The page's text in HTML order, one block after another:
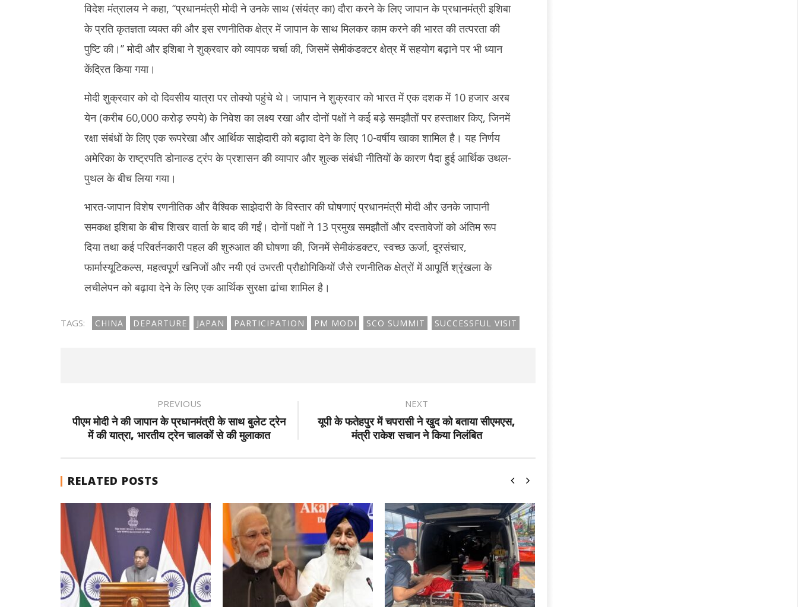
विदेश मंत्रालय ने कहा, ‘‘प्रधानमंत्री मोदी ने उनके साथ (संयंत्र का) दौरा करने के लिए जापान के प्रधानमंत्री इशिबा
के प्रति कृतज्ञता व्यक्त की और इस रणनीतिक क्षेत्र में जापान के साथ मिलकर काम करने की भारत की तत्परता की
पुष्टि की।’’ मोदी और इशिबा ने शुक्रवार को व्यापक चर्चा की, जिसमें सेमीकंडक्टर क्षेत्र में सहयोग बढ़ाने पर भी ध्यान
केंद्रित किया गया।
मोदी शुक्रवार को दो दिवसीय यात्रा पर तोक्यो पहुंचे थे। जापान ने शुक्रवार को भारत में एक दशक में 10 हजार अरब
येन (करीब 60,000 करोड़ रुपये) के निवेश का लक्ष्य रखा और दोनों पक्षों ने कई बड़े समझौतों पर हस्ताक्षर किए, जिनमें
रक्षा संबंधों के लिए एक रूपरेखा और आर्थिक साझेदारी को बढ़ावा देने के लिए 10-वर्षीय खाका शामिल है। यह निर्णय
अमेरिका के राष्ट्रपति डोनाल्ड ट्रंप के प्रशासन की व्यापार और शुल्क संबंधी नीतियों के कारण पैदा हुई आर्थिक उथल-
पुथल के बीच लिया गया।
भारत-जापान विशेष रणनीतिक और वैश्विक साझेदारी के विस्तार की घोषणाएं प्रधानमंत्री मोदी और उनके जापानी
समकक्ष इशिबा के बीच शिखर वार्ता के बाद की गईं। दोनों पक्षों ने 13 प्रमुख समझौतों और दस्तावेजों को अंतिम रूप
दिया तथा कई परिवर्तनकारी पहल की शुरुआत की घोषणा की, जिनमें सेमीकंडक्टर, स्वच्छ ऊर्जा, दूरसंचार,
फार्मास्यूटिकल्स, महत्वपूर्ण खनिजों और नयी एवं उभरती प्रौद्योगिकियों जैसे रणनीतिक क्षेत्रों में आपूर्ति श्रृंखला के
लचीलेपन को बढ़ावा देने के लिए एक आर्थिक सुरक्षा ढांचा शामिल है।
TAGS: CHINA DEPARTURE JAPAN PARTICIPATION PM MODI SCO SUMMIT SUCCESSFUL VISIT
PREVIOUS
पीएम मोदी ने की जापान के प्रधानमंत्री के साथ बुलेट ट्रेन
में की यात्रा, भारतीय ट्रेन चालकों से की मुलाकात
NEXT
यूपी के फतेहपुर में चपरासी ने खुद को बताया सीएमएस,
मंत्री राकेश सचान ने किया निलंबित
RELATED POSTS